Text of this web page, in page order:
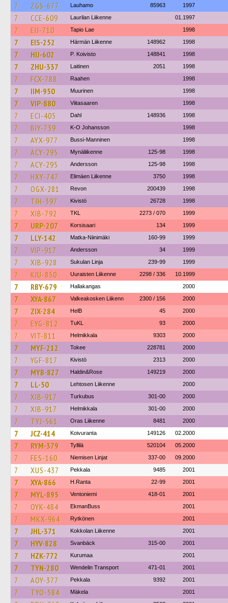
7 ZGS-677 Lauhamo 85963 1997
7 CCE-609 Laurilan Liikenne 01.1997
7 EIJ-710 Tapio Lae 1998
7 EIS-252 Härmän Liikenne 148962 1998
7 HIJ-602 P. Koivisto 148841 1998
7 ZHU-337 Laitinen 2051 1998
7 FCX-788 Raahen 1998
7 IIM-950 Muurinen 1998
7 VIP-880 Viitasaaren 1998
7 ECI-405 Dahl 148936 1998
7 BIY-739 K-O Johansson 1998
7 AYX-977 Bussi-Manninen 1998
7 ACY-295 Mynäliikenne 125-98 1998
7 ACY-295 Andersson 125-98 1998
7 HXY-747 Elimäen Liikenne 3750 1998
7 OGX-281 Revon 200439 1998
7 TIH-397 Kivistö 26728 1998
7 XIB-792 TKL 2273 / 070 1999
7 URP-207 Korsisaari 134 1999
7 LLY-142 Matka-Niinimäki 160-99 1999
7 VIP-917 Andersson 34 1999
7 XIB-928 Sukulan Linja 239-99 1999
7 KIU-850 Uuraisten Liikenne 2298 / 336 10.1999
7 RBY-679 Hallakangas 2000
7 XYA-867 Valkeakosken Liikenn 2300 / 156 2000
7 ZIX-284 HelB 45 2000
7 EYG-812 TuKL 93 2000
7 VIT-811 Helmikkala 9303 2000
7 MYF-212 Tokee 228781 2000
7 YGF-817 Kivistö 2313 2000
7 MYB-827 Haldin&Rose 149219 2000
7 LL-50 Lehtosen Liikenne 2000
7 XIB-917 Turkubus 301-00 2000
7 XIB-917 Helmikkala 301-00 2000
7 TYJ-561 Oras Liikenne 8481 2000
7 JCZ-414 Koivuranta 149126 02.2000
7 RYM-379 Tyllilä 520104 05.2000
7 FES-160 Niemisen Linjat 337-00 09.2000
7 XUS-437 Pekkala 9485 2001
7 XYA-866 H.Ranta 22-99 2001
7 MYL-895 Ventoniemi 418-01 2001
7 OYK-484 EkmanBuss 2001
7 MKX-964 Rytkönen 2001
7 JHL-371 Kokkolan Liikenne 2001
7 HYV-828 Svanbäck 315-00 2001
7 HZK-772 Kurumaa 2001
7 TYN-280 Wendelin Transport 471-01 2001
7 AOY-377 Pekkala 9392 2001
7 TYO-584 Mäkela 2001